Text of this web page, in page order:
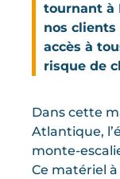
tournant à
nos clients
accès à
risque de
Dans cette
Atlantique,
monte-
Ce matériel